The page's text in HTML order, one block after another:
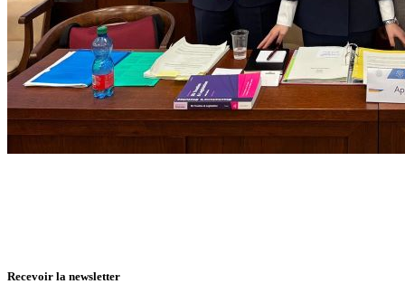
Recevoir la newsletter